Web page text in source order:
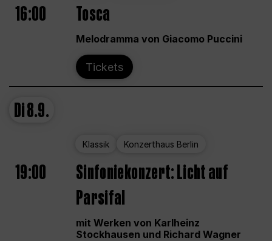
16:00 Tosca
Melodramma von Giacomo Puccini
Tickets
Di8.9.
Klassik Konzerthaus Berlin
19:00
Sinfoniekonzert: Licht auf
Parsifal
mit Werken von Karlheinz
Stockhausen und Richard Wagner